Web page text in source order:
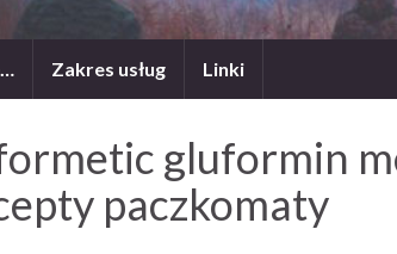
Zakres usług Linki
gluformin
paczkomaty